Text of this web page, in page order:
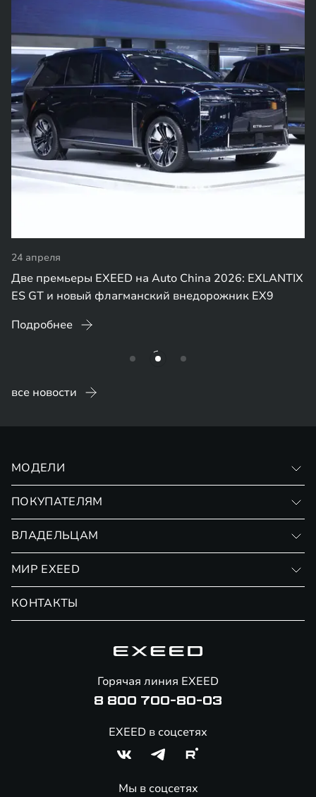
24 апреля
Две премьеры EXEED на Auto China 2026: EXLANTIX
ES GT и новый флагманский внедорожник EX9
Подробнее
все новости
МОДЕЛИ
ПОКУПАТЕЛЯМ
Страхование
ВЛАДЕЛЬЦАМ
Сервис
Помощь на дорогах
МИР EXEED
КОНТАКТЫ
Горячая линия EXEED
8 800 700-80-03
EXEED в соцсетях
Мы в соцсетях